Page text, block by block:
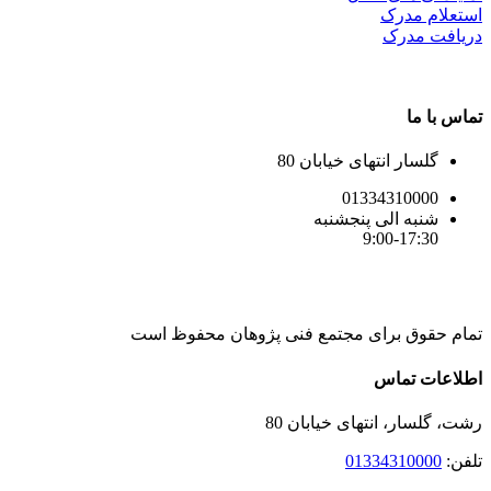
استعلام مدرک
دریافت مدرک
تماس با ما
گلسار انتهای خیابان 80
01334310000
شنبه الی پنجشنبه
9:00-17:30
تمام حقوق برای مجتمع فنی پژوهان محفوظ است
Instagram
LinkedIn
Toggle
Bar
Area
اطلاعات تماس
رشت، گلسار، انتهای خیابان 80
تلفن: 01334310000